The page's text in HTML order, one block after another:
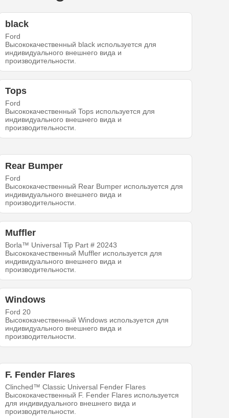
black
Ford
Высококачественный black используется для
индивидуального внешнего вида и
производительности.
Tops
Ford
Высококачественный Tops используется для
индивидуального внешнего вида и
производительности.
Rear Bumper
Ford
Высококачественный Rear Bumper используется для
индивидуального внешнего вида и
производительности.
Muffler
Borla™ Universal Tip Part # 20243
Высококачественный Muffler используется для
индивидуального внешнего вида и
производительности.
Windows
Ford 20
Высококачественный Windows используется для
индивидуального внешнего вида и
производительности.
F. Fender Flares
Clinched™ Classic Universal Fender Flares
Высококачественный F. Fender Flares используется
для индивидуального внешнего вида и
производительности.